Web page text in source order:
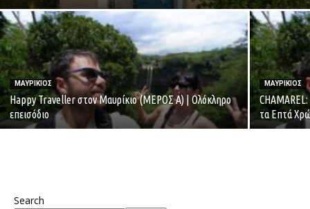
ΜΑΥΡΙΚΙΟΣ
Happy Traveller στον Μαυρίκιο (ΜΕΡΟΣ Α) | Ολόκληρο
επεισόδιο
ΜΑΥΡΙΚΙΟΣ
τα Επτά
Search